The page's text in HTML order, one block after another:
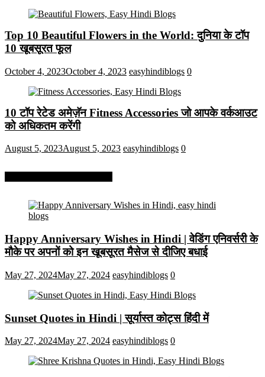
Top 10 Beautiful Flowers in the World: दुनिया के टॉप
10 खूबसूरत फूल
October 4, 2023October 4, 2023 easyhindiblogs 0
10 टॉप रेटेड अमेज़ॅन Fitness Accessories जो आपके वर्कआउट
को अधिकतम करेंगी
August 5, 2023August 5, 2023 easyhindiblogs 0
Happy Anniversary Wishes in Hindi | वेडिंग एनिवर्सरी के
मौके पर अपनों को इन खूबसूरत मैसेज से दीजिए बधाई
May 27, 2024May 27, 2024 easyhindiblogs 0
Sunset Quotes in Hindi | सूर्यास्त कोट्स हिंदी में
May 27, 2024May 27, 2024 easyhindiblogs 0